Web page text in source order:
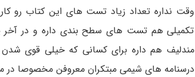
تکمیلی هم تست های سطح بندی داره و در
مندلیف هم داره برای کسانی که خیلی قوی
درسنامه های شیمی مبتکران معروفن مخصوصا در